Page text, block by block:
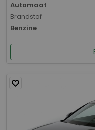
Automaat
Brandstof
Benzine